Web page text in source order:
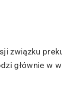
związku
głównie w